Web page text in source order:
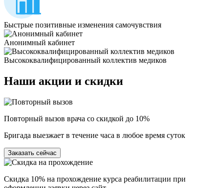
Быстрые позитивные изменения самочувствия
Анонимный кабинет
Высококвалифицированный коллектив медиков
Наши акции и скидки
Повторный вызов врача со скидкой до 10%
Бригада выезжает в течение часа в любое время суток
Заказать сейчас
Скидка 10% на прохождение курса реабилитации при